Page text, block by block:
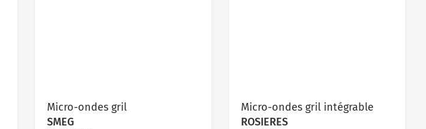
Micro-ondes gril
SMEG
Micro-ondes gril intégrable
ROSIERES